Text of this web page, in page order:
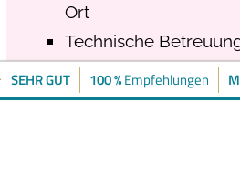
Ort
Technische
Branding und
Produktion der
SEHR GUT 100 %Empfehlungen